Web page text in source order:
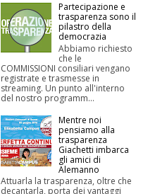
Partecipazione e
trasparenza sono il
pilastro della
democrazia
Abbiamo richiesto
che le
COMMISSIONI consiliari vengano
registrate e trasmesse in
streaming. Un punto all'interno
del nostro programm...
Mentre noi
pensiamo alla
trasparenza
Giachetti imbarca
gli amici di
Alemanno
Attuarla la trasparenza, oltre che
decantarla, porta dei vantaggi